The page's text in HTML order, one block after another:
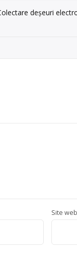
deșeuri
Site web